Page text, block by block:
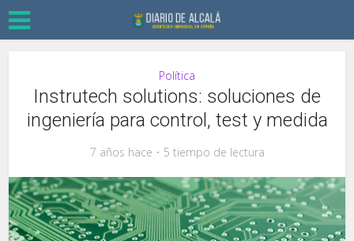
Política
Instrutech solutions: soluciones de
ingeniería para control, test y medida
7 años hace 5 tiempo de lectura